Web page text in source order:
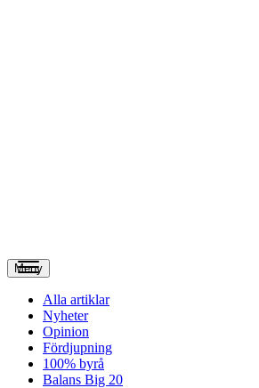
Meny
Alla artiklar
Nyheter
Opinion
Fördjupning
100% byrå
Balans Big 20